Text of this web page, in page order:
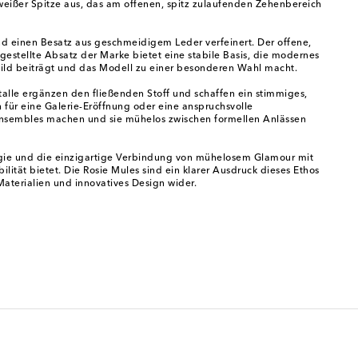
Spitze aus, das am offenen, spitz zulaufenden Zehenbereich
einen Besatz aus geschmeidigem Leder verfeinert. Der offene,
Absatz der Marke bietet eine stabile Basis, die modernes
beiträgt und das Modell zu einer besonderen Wahl macht.
ergänzen den fließenden Stoff und schaffen ein stimmiges,
eine Galerie-Eröffnung oder eine anspruchsvolle
machen und sie mühelos zwischen formellen Anlässen
und die einzigartige Verbindung von mühelosem Glamour mit
bietet. Die Rosie Mules sind ein klarer Ausdruck dieses Ethos
und innovatives Design wider.